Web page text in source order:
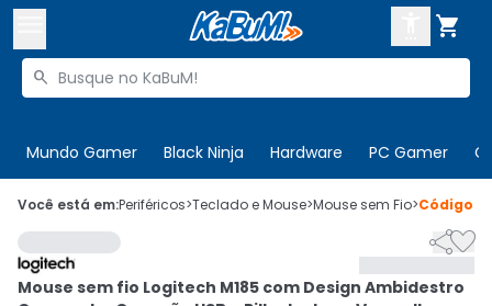

Buscar produtos

Mundo Gamer Black Ninja Hardware PC Gamer
 Olá. Acesse sua conta
 Departamentos
Cupons
CADASTRE-SE
Você está em:Periféricos>Teclado e Mouse>Mouse sem Fio>Código

Mouse sem fio Logitech M185 com Design Ambidestro